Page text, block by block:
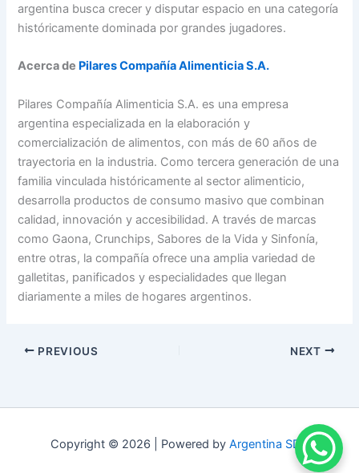
argentina busca crecer y disputar espacio en una categoría
históricamente dominada por grandes jugadores.
Acerca de Pilares Compañía Alimenticia S.A.
Pilares Compañía Alimenticia S.A. es una empresa
argentina especializada en la elaboración y
comercialización de alimentos, con más de 60 años de
trayectoria en la industria. Como tercera generación de una
familia vinculada históricamente al sector alimenticio,
desarrolla productos de consumo masivo que combinan
calidad, innovación y accesibilidad. A través de marcas
como Gaona, Crunchips, Sabores de la Vida y Sinfonía,
entre otras, la compañía ofrece una amplia variedad de
galletitas, panificados y especialidades que llegan
diariamente a miles de hogares argentinos.
PREVIOUS NEXT
Copyright © 2026 | Powered by Argentina SDC